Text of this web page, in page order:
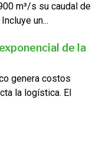
m³/s su caudal de
un...
de la
genera costos
la logística. El